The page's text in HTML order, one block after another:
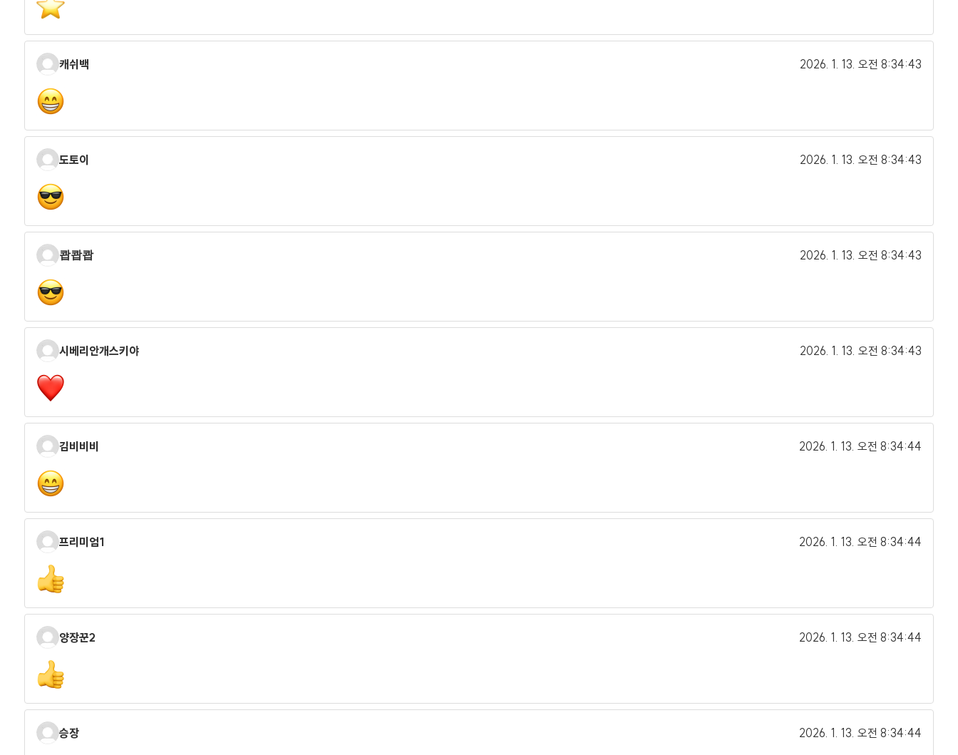
캐쉬백 2026. 1. 13. 오전 8:34:43
도토이 2026. 1. 13. 오전 8:34:43
쾁쾁쾁 2026. 1. 13. 오전 8:34:43
시베리안개스키야 2026. 1. 13. 오전 8:34:43
김비비비 2026. 1. 13. 오전 8:34:44
프리미엄1 2026. 1. 13. 오전 8:34:44
양장꾼2 2026. 1. 13. 오전 8:34:44
승장 2026. 1. 13. 오전 8:34:44